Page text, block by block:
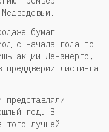
бумаг
с начала года по
акции Ленэнерго,
листинга
представляли
год. В
того лучшей